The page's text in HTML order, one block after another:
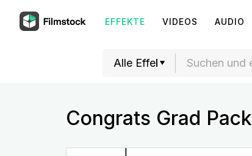
EFFEKTE VIDEOS AUDIO
Congrats Grad Pack